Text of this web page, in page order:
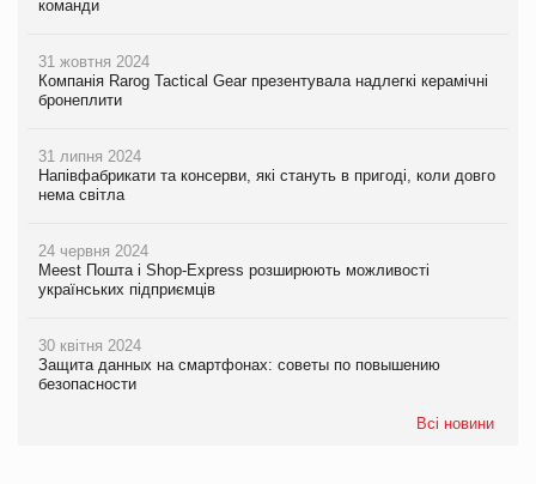
команди
31 жовтня 2024
Компанія Rarog Tactical Gear презентувала надлегкі керамічні
бронеплити
31 липня 2024
Напівфабрикати та консерви, які стануть в пригоді, коли довго
нема світла
24 червня 2024
Meest Пошта і Shop-Express розширюють можливості
українських підприємців
30 квітня 2024
Защита данных на смартфонах: советы по повышению
безопасности
Всі новини